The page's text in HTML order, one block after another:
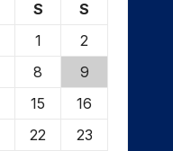
S
S
1
2
8
9
15
16
22
23